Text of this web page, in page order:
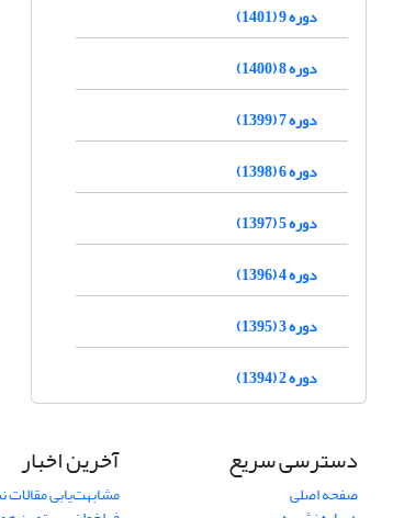
دوره 9 (1401)
دوره 8 (1400)
دوره 7 (1399)
دوره 6 (1398)
دوره 5 (1397)
دوره 4 (1396)
دوره 3 (1395)
دوره 2 (1394)
دسترسی سریع
صفحه اصلی
آخرین اخبار
مشابهت‌یابی مقالات